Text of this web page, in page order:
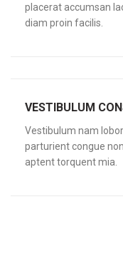
placerat accumsan
diam proin facilis.
VESTIBULUM
Vestibulum nam
parturient congue
aptent torquent mia.